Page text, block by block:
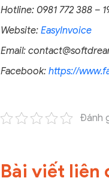
Hotline: 0981 772 388 –
Website: EasyInvoice
Email:
Facebook: https://
Đánh
Bài viết liên